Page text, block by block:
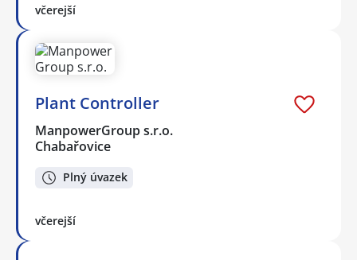
včerejší
Plant Controller
ManpowerGroup s.r.o.
Chabařovice
Plný úvazek
včerejší